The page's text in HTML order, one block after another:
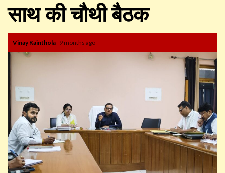
साथ की चौथी बैठक
Vinay Kainthola 9 months ago